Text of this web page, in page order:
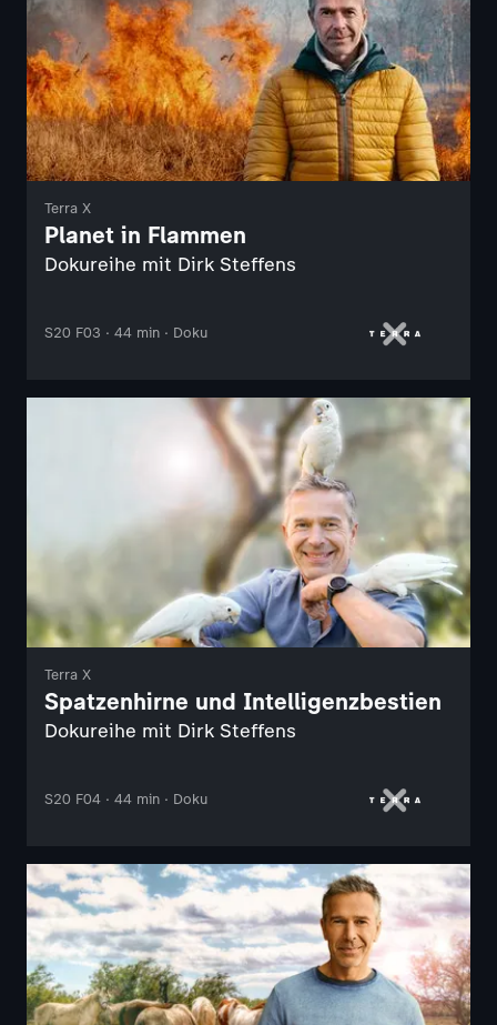
Terra X
Planet in Flammen
Dokureihe mit Dirk Steffens
S20 F03 · 44 min · Doku
Terra X
Spatzenhirne und Intelligenzbestien
Dokureihe mit Dirk Steffens
S20 F04 · 44 min · Doku